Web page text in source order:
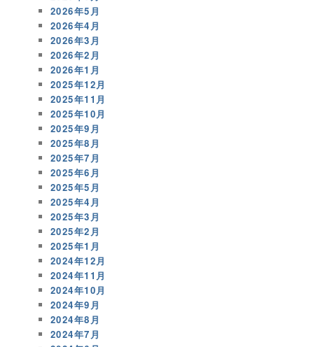
2026年5月
2026年4月
2026年3月
2026年2月
2026年1月
2025年12月
2025年11月
2025年10月
2025年9月
2025年8月
2025年7月
2025年6月
2025年5月
2025年4月
2025年3月
2025年2月
2025年1月
2024年12月
2024年11月
2024年10月
2024年9月
2024年8月
2024年7月